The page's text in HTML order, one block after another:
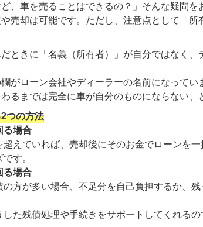
、車を売ることはできるの？」そんな疑問を
売却は可能です。ただし、注意点として「所
ときに「名義（所有者）」が自分ではなく
がローン会社やディーラーの名前になってい
るまでは完全に車が自分のものにならない、
つの方法
る場合
えていれば、売却後にそのお金でローンを
す。
る場合
方が多い場合、不足分を自己負担するか、
た残債処理や手続きをサポートしてくれる